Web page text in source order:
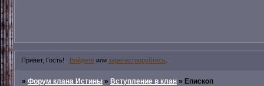
Привет, Гость! Войдитеили зарегистрируйтесь
»Форум клана Истины »Вступление в клан »Епископ